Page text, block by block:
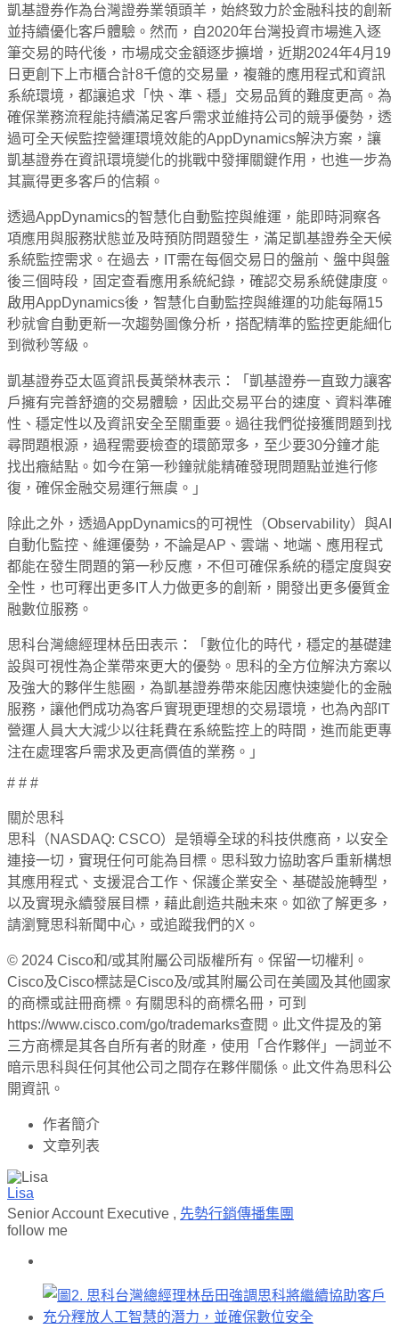
凱基證券作為台灣證券業領頭羊，始終致力於金融科技的創新
並持續優化客戶體驗。然而，自2020年台灣投資市場進入逐
筆交易的時代後，市場成交金額逐步擴增，近期2024年4月19
日更創下上市櫃合計8千億的交易量，複雜的應用程式和資訊
系統環境，都讓追求「快、準、穩」交易品質的難度更高。為
確保業務流程能持續滿足客戶需求並維持公司的競爭優勢，透
過可全天候監控營運環境效能的AppDynamics解決方案，讓
凱基證券在資訊環境變化的挑戰中發揮關鍵作用，也進一步為
其贏得更多客戶的信賴。
透過AppDynamics的智慧化自動監控與維運，能即時洞察各
項應用與服務狀態並及時預防問題發生，滿足凱基證券全天候
系統監控需求。在過去，IT需在每個交易日的盤前、盤中與盤
後三個時段，固定查看應用系統紀錄，確認交易系統健康度。
啟用AppDynamics後，智慧化自動監控與維運的功能每隔15
秒就會自動更新一次趨勢圖像分析，搭配精準的監控更能細化
到微秒等級。
凱基證券亞太區資訊長黃榮林表示：「凱基證券一直致力讓客
戶擁有完善舒適的交易體驗，因此交易平台的速度、資料準確
性、穩定性以及資訊安全至關重要。過往我們從接獲問題到找
尋問題根源，過程需要檢查的環節眾多，至少要30分鐘才能
找出癥結點。如今在第一秒鐘就能精確發現問題點並進行修
復，確保金融交易運行無虞。」
除此之外，透過AppDynamics的可視性（Observability）與AI
自動化監控、維運優勢，不論是AP、雲端、地端、應用程式
都能在發生問題的第一秒反應，不但可確保系統的穩定度與安
全性，也可釋出更多IT人力做更多的創新，開發出更多優質金
融數位服務。
思科台灣總經理林岳田表示：「數位化的時代，穩定的基礎建
設與可視性為企業帶來更大的優勢。思科的全方位解決方案以
及強大的夥伴生態圈，為凱基證券帶來能因應快速變化的金融
服務，讓他們成功為客戶實現更理想的交易環境，也為內部IT
營運人員大大減少以往耗費在系統監控上的時間，進而能更專
注在處理客戶需求及更高價值的業務。」
# # #
關於思科
思科（NASDAQ: CSCO）是領導全球的科技供應商，以安全
連接一切，實現任何可能為目標。思科致力協助客戶重新構想
其應用程式、支援混合工作、保護企業安全、基礎設施轉型，
以及實現永續發展目標，藉此創造共融未來。如欲了解更多，
請瀏覽思科新聞中心，或追蹤我們的X。
© 2024 Cisco和/或其附屬公司版權所有。保留一切權利。
Cisco及Cisco標誌是Cisco及/或其附屬公司在美國及其他國家
的商標或註冊商標。有關思科的商標名冊，可到
https://www.cisco.com/go/trademarks查閱。此文件提及的第
三方商標是其各自所有者的財產，使用「合作夥伴」一詞並不
暗示思科與任何其他公司之間存在夥伴關係。此文件為思科公
開資訊。
作者簡介
文章列表
Lisa
Senior Account Executive , 先勢行銷傳播集團
follow me